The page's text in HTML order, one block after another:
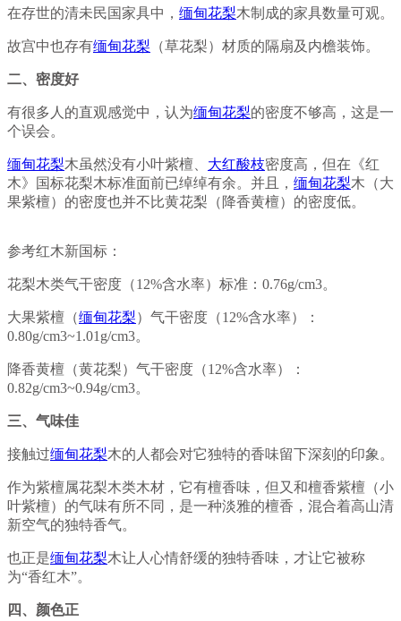
在存世的清未民国家具中， 缅甸花梨木制成的家具数量可观。
故宫中也存有缅甸花梨 （草花梨）材质的隔扇及内檐装饰。
二、密度好
有很多人的直观感觉中，认为缅甸花梨的密度不够高，这是一
个误会。
缅甸花梨木虽然没有小叶紫檀、 大红酸枝密度高，但在《红
木》国标花梨木标准面前已绰绰有余。 并且， 缅甸花梨木（大
果紫檀）的密度也并不比黄花梨（降香黄檀）的密度低。
参考红木新国标：
花梨木类气干密度（12%含水率）标准：0.76g/cm3。
大果紫檀（缅甸花梨）气干密度（12%含水率）：
0.80g/cm3~1.01g/cm3。
降香黄檀（黄花梨）气干密度（12%含水率）：
0.82g/cm3~0.94g/cm3。
三、气味佳
接触过缅甸花梨木的人都会对它独特的香味留下深刻的印象。
作为紫檀属花梨木类木材，它有檀香味，但又和檀香紫檀（小
叶紫檀）的气味有所不同，是一种淡雅的檀香，混合着高山清
新空气的独特香气。
也正是缅甸花梨木让人心情舒缓的独特香味，才让它被称
为“香红木”。
四、颜色正